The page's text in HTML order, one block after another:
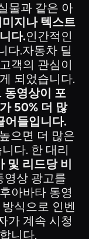
물과 같은 아
지나 텍스트
다.인간적인
다.자동차 딜
객의 관심이
되었습니다.
동영상이 포
50% 더 많
어들입니다.
으면 더 많은
다. 한 대리
및 리드당 비
영상 광고를
아바타 동영
식으로 인벤
가 계속 시청
니다.